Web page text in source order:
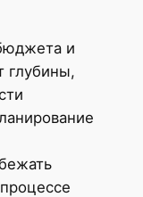
и
глубины,